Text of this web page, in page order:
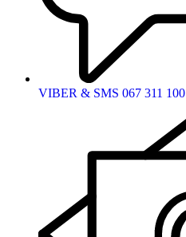
VIBER & SMS 067 311 100